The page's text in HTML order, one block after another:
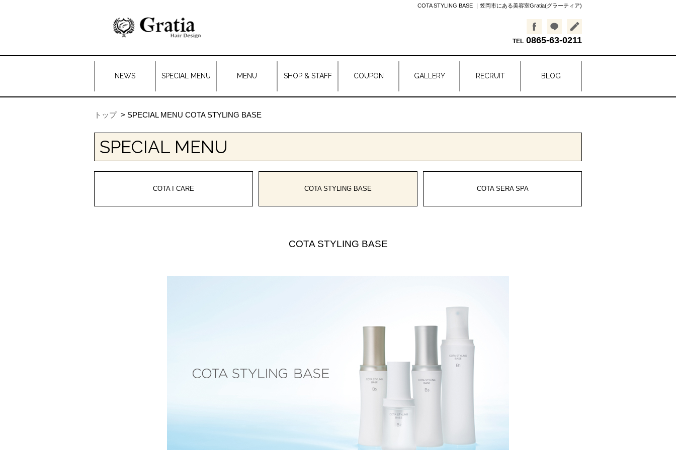
COTA STYLING BASE ｜笠岡市にある美容室Gratia(グラーティア)
0865-63-0211
NEWS SPECIAL MENU MENU SHOP & STAFF COUPON GALLERY RECRUIT BLOG
トップ SPECIAL MENU COTA STYLING BASE
SPECIAL MENU
COTA I CARE COTA STYLING BASE COTA SERA SPA
COTA STYLING BASE